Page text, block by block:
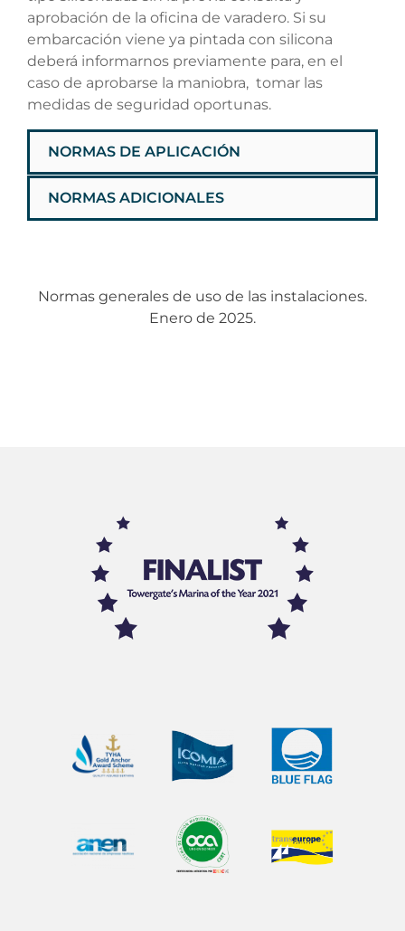
aprobación de la oficina de varadero. Si su
embarcación viene ya pintada con silicona
deberá informarnos previamente para, en el
caso de aprobarse la maniobra, tomar las
medidas de seguridad oportunas.
NORMAS DE APLICACIÓN
NORMAS ADICIONALES
Normas generales de uso de las instalaciones.
Enero de 2025.